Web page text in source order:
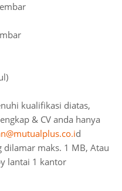
kualifikasi diatas,
& CV anda hanya
d
dilamar maks. 1 MB, Atau
lantai 1 kantor